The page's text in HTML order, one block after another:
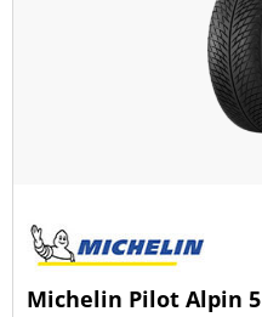
Michelin Pilot Alpin 5